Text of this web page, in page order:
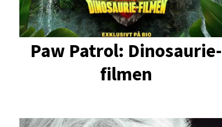
Paw Patrol: Dinosaurie-
filmen